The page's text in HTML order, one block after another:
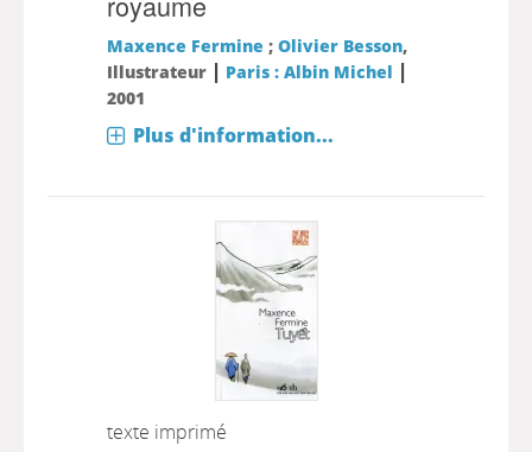
Maxence Fermine ; Olivier Besson,
Illustrateur | Paris : Albin Michel |
2001
Plus d'information...
texte imprimé